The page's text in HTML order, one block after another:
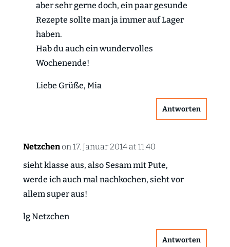
aber sehr gerne doch, ein paar gesunde
Rezepte sollte man ja immer auf Lager
haben.
Hab du auch ein wundervolles
Wochenende!
Liebe Grüße, Mia
Antworten
Netzchen on 17. Januar 2014 at 11:40
sieht klasse aus, also Sesam mit Pute,
werde ich auch mal nachkochen, sieht vor
allem super aus!
lg Netzchen
Antworten